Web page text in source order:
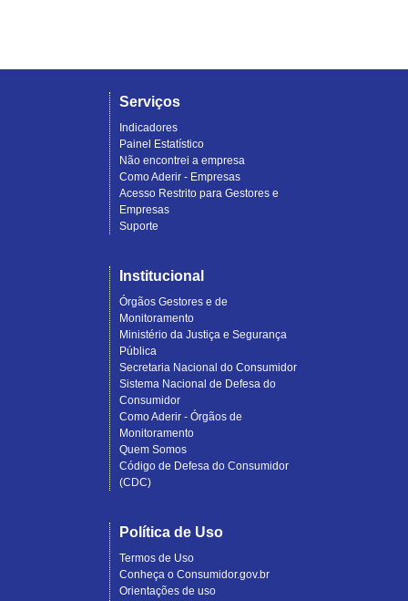
Serviços
Indicadores
Painel Estatístico
Não encontrei a empresa
Como Aderir - Empresas
Acesso Restrito para Gestores e
Empresas
Suporte
Institucional
Órgãos Gestores e de
Monitoramento
Ministério da Justiça e Segurança
Pública
Secretaria Nacional do Consumidor
Sistema Nacional de Defesa do
Consumidor
Como Aderir - Órgãos de
Monitoramento
Quem Somos
Código de Defesa do Consumidor
(CDC)
Política de Uso
Termos de Uso
Conheça o Consumidor.gov.br
Orientações de uso